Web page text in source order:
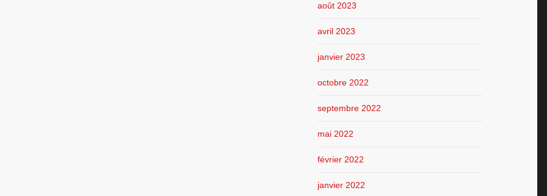
août 2023
avril 2023
janvier 2023
octobre 2022
septembre 2022
mai 2022
février 2022
janvier 2022